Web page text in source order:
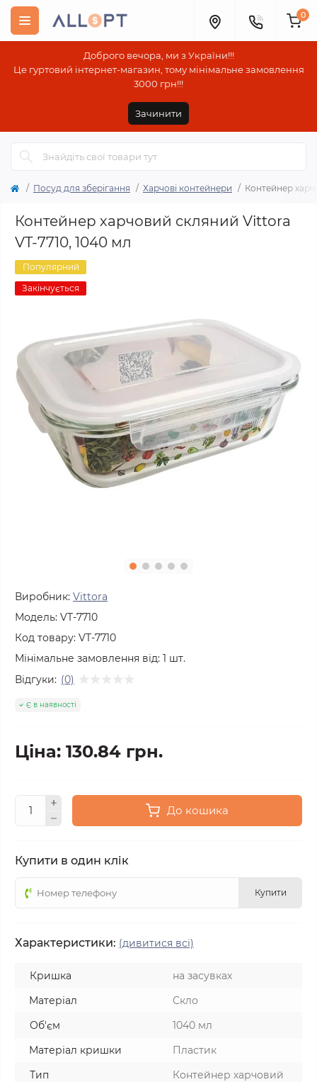
Доброго вечора, ми з України!!!
Це гуртовий інтернет-магазин, тому мінімальне замовлення
3000 грн!!!
Зачинити
0
Посуд для зберігання Харчові контейнери Контейнер
Контейнер харчовий скляний Vittora
VT-7710, 1040 мл
Популярний
Закінчується
Виробник: Vittora
Модель: VT-7710
Код товару: VT-7710
Мінімальне замовлення від: 1 шт.
Відгуки: (0)
Є в наявності
Ціна: 130.84 грн.
До кошика
Купити в один клік
Купити
Характеристики: (дивитися всі)
Кришка
на засувках
Матеріал
Скло
Об'єм
1040 мл
Матеріал кришки
Пластик
Тип
Контейнер харчовий